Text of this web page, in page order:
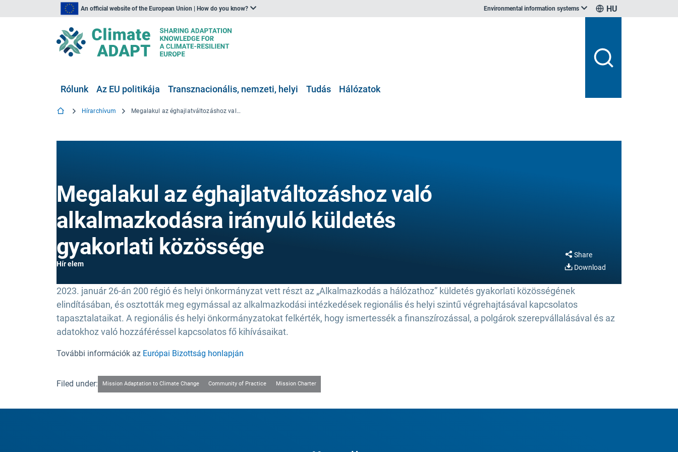
An official website of the European Union | How do you know? Environmental information systems HU
Rólunk Az EU politikája Transznacionális, nemzeti, helyi Tudás Hálózatok
Hírarchívum Megalakul az éghajlatváltozáshoz való alkalmazkodásra irányuló küldetés gyakorlati közössége
Megalakul az éghajlatváltozáshoz való
alkalmazkodásra irányuló küldetés
gyakorlati közössége
Hír elem
Share
Download
2023. január 26-án 200 régió és helyi önkormányzat vett részt az „Alkalmazkodás a hálózathoz” küldetés gyakorlati közösségének
elindításában, és osztották meg egymással az alkalmazkodási intézkedések regionális és helyi szintű végrehajtásával kapcsolatos
tapasztalataikat. A regionális és helyi önkormányzatokat felkérték, hogy ismertessék a finanszírozással, a polgárok szerepvállalásával és az
adatokhoz való hozzáféréssel kapcsolatos fő kihívásaikat.
További információk az Európai Bizottság honlapján
Filed under: Mission Adaptation to Climate Change Community of Practice Mission Charter